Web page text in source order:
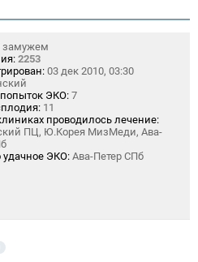
замужем
2253
03 дек 2010, 03:30
ЭКО: 7
11
проводилось лечение:
ПЦ, Ю.Корея МизМеди, Ава-
удачное ЭКО: Ава-Петер СПб